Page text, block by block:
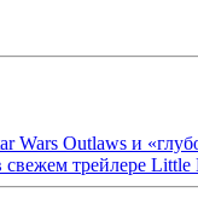
Wars Outlaws и
трейлере Little